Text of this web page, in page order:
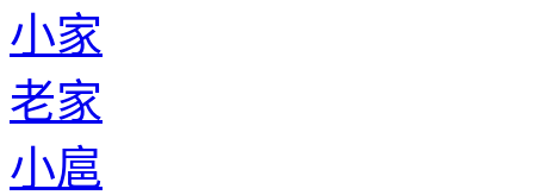
小家
老家
小扈